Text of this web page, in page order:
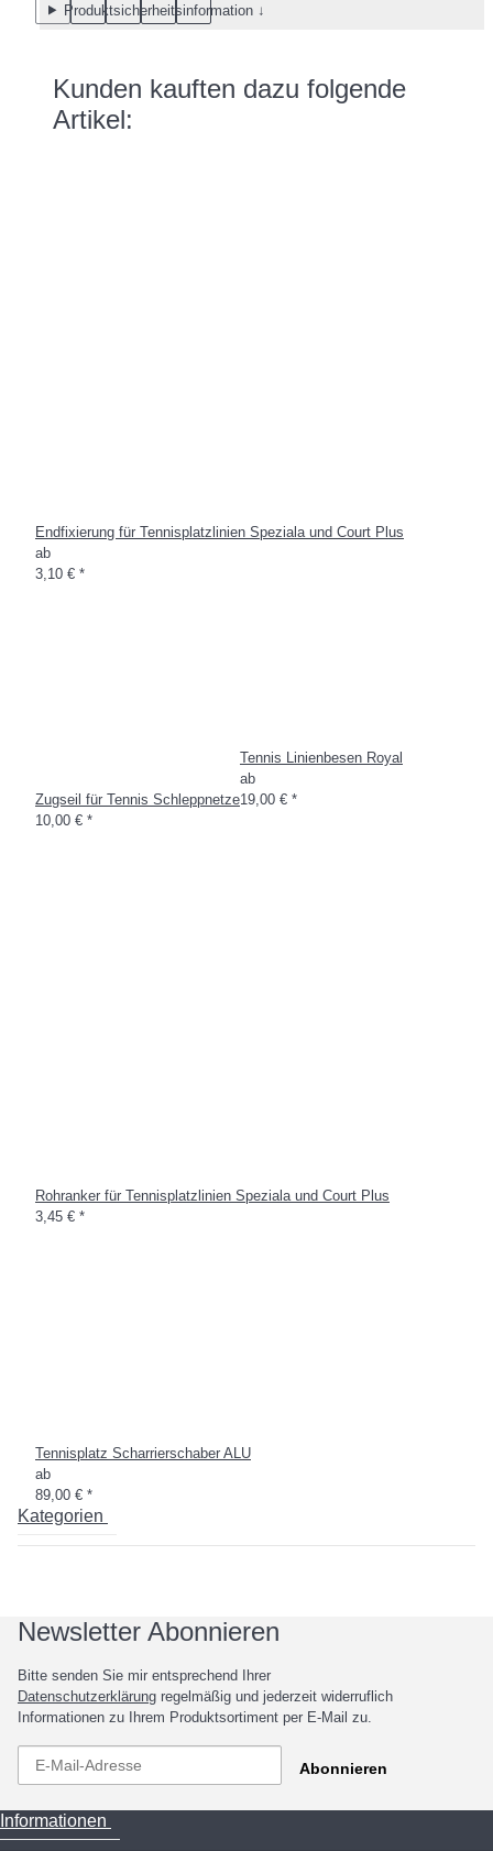
Produktsicherheitsinformation ↓
Kunden kauften dazu folgende
Artikel:
Endfixierung für Tennisplatzlinien Speziala und Court Plus
ab
3,10 € *
Zugseil für Tennis Schleppnetze
10,00 € *
Tennis Linienbesen Royal
ab
19,00 € *
Rohranker für Tennisplatzlinien Speziala und Court Plus
3,45 € *
Tennisplatz Scharrierschaber ALU
ab
89,00 € *
Kategorien
Newsletter Abonnieren
Bitte senden Sie mir entsprechend Ihrer
Datenschutzerklärung regelmäßig und jederzeit widerruflich
Informationen zu Ihrem Produktsortiment per E-Mail zu.
Abonnieren
Informationen